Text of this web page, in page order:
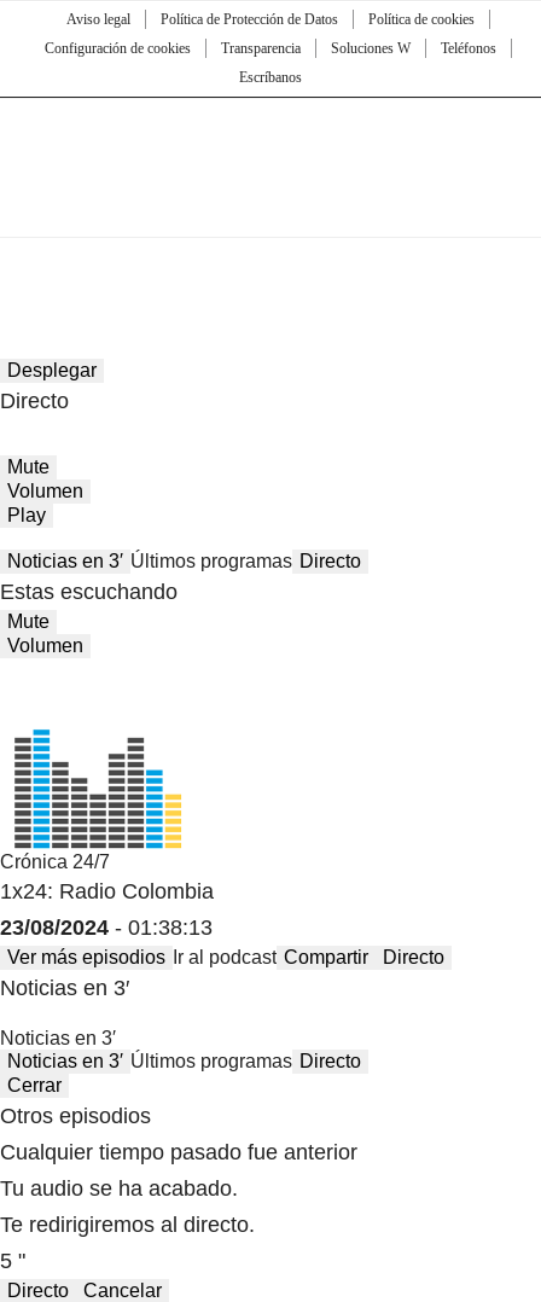
Aviso legal Política de Protección de Datos
Política de cookies
Configuración de cookies
Transparencia Soluciones W
Teléfonos
Escríbanos
Desplegar
Directo
Mute
Volumen
Play
Noticias en 3′ Últimos programas Directo
Estas escuchando
Mute
Volumen
Crónica 24/7
1x24: Radio Colombia
23/08/2024 - 01:38:13
Ver más episodios Ir al podcast Compartir Directo
Noticias en 3′
Noticias en 3′
Noticias en 3′ Últimos programas Directo
Cerrar
Otros episodios
Cualquier tiempo pasado fue anterior
Tu audio se ha acabado.
Te redirigiremos al directo.
5 "
Directo Cancelar